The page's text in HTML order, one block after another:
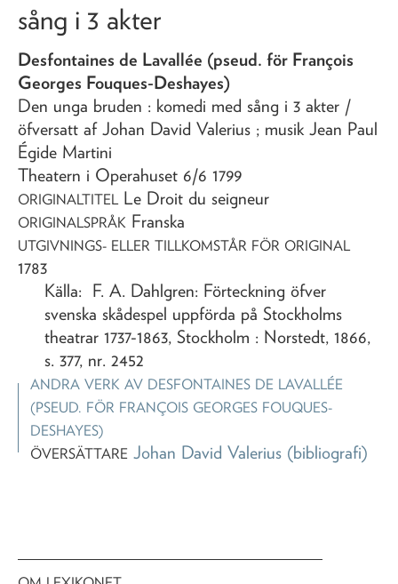
sång i 3 akter
Desfontaines de Lavallée (pseud. för François
Georges Fouques-Deshayes)
Den unga bruden : komedi med sång i 3 akter /
öfversatt af Johan David Valerius ; musik Jean Paul
Égide Martini
Theatern i Operahuset 6/6 1799
ORIGINALTITEL Le Droit du seigneur
ORIGINALSPRÅK Franska
UTGIVNINGS- ELLER TILLKOMSTÅR FÖR ORIGINAL
1783
Källa: F. A. Dahlgren: Förteckning öfver
svenska skådespel uppförda på Stockholms
theatrar 1737-1863, Stockholm : Norstedt, 1866,
s. 377, nr. 2452
ANDRA VERK AV DESFONTAINES DE LAVALLÉE
(PSEUD. FÖR FRANÇOIS GEORGES FOUQUES-
DESHAYES)
ÖVERSÄTTARE Johan David Valerius (bibliografi)